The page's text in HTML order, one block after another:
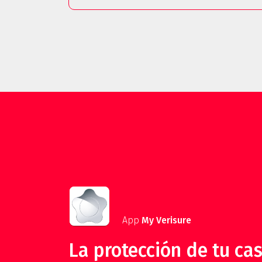
App My Verisure
La protección de tu